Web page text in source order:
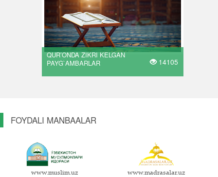
QUR’ONDA ZIKRI KELGAN
PAYG`AMBARLAR
14105
FOYDALI MANBAALAR
www.muslim.uz www.madrasalar.uz